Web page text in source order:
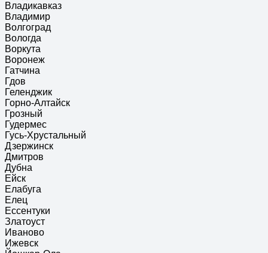
Владикавказ
Владимир
Волгоград
Вологда
Воркута
Воронеж
Гатчина
Гдов
Геленджик
Горно-Алтайск
Грозный
Гудермес
Гусь-Хрустальный
Дзержинск
Дмитров
Дубна
Ейск
Елабуга
Елец
Ессентуки
Златоуст
Иваново
Ижевск